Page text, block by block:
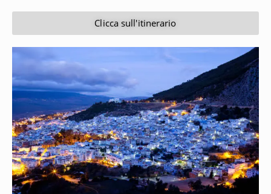
Clicca sull'itinerario